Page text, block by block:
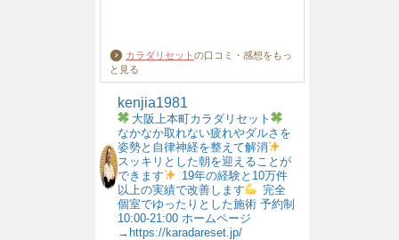
カラダリセット の口コミ・感想をもっ
と見る
kenjia1981
大阪上本町カラダリセット
なかなか取れない疲れやダルさを
姿勢と自律神経を整えて解消
スッキリとした朝を迎えることが
できます
19年の経験と10万件
以上の実績で改善します
完全
個室でゆったりとした施術 予約制
10:00-21:00 ホームページ
→https://karadareset.jp/